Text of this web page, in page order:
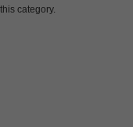
category.